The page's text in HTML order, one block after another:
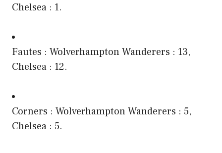
Chelsea : 1.
Fautes : Wolverhampton Wanderers : 13,
Chelsea : 12.
Corners : Wolverhampton Wanderers : 5,
Chelsea : 5.